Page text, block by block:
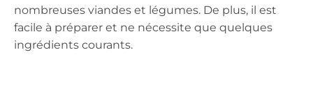
nombreuses viandes et légumes. De plus, il est
facile à préparer et ne nécessite que quelques
ingrédients courants.